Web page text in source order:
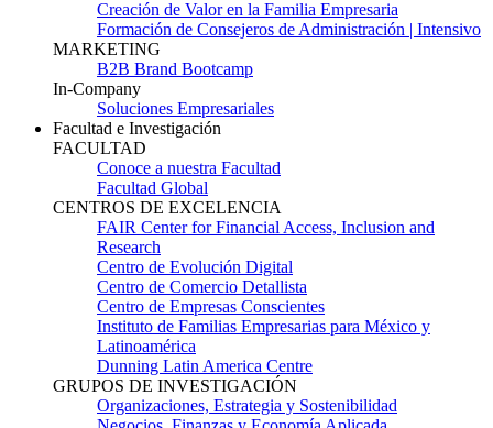
Creación de Valor en la Familia Empresaria
Formación de Consejeros de Administración | Intensivo
MARKETING
B2B Brand Bootcamp
In-Company
Soluciones Empresariales
Facultad e Investigación
FACULTAD
Conoce a nuestra Facultad
Facultad Global
CENTROS DE EXCELENCIA
FAIR Center for Financial Access, Inclusion and
Research
Centro de Evolución Digital
Centro de Comercio Detallista
Centro de Empresas Conscientes
Instituto de Familias Empresarias para México y
Latinoamérica
Dunning Latin America Centre
GRUPOS DE INVESTIGACIÓN
Organizaciones, Estrategia y Sostenibilidad